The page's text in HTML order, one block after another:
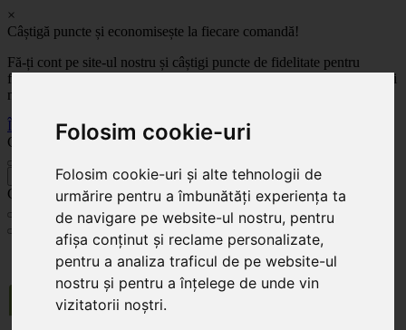
Folosim cookie-uri
Folosim cookie-uri și alte tehnologii de
urmărire pentru a îmbunătăți experiența ta
de navigare pe website-ul nostru, pentru
afișa conținut și reclame personalizate,
pentru a analiza traficul de pe website-ul
nostru și pentru a înțelege de unde vin
vizitatorii noștri.
×
Câștigă puncte și economisește la fiecare comandă!
Fă-ți cont pe site-ul nostru și câștigi puncte de fidelitate pentru
fiecare comandă! Cu cât comanzi mai mult, cu atât economisești mai
mult!
Înregistrează-te acum
Celoplast
Celoplast
Transportul este GRATUIT pentru comenzile mai mari de 350 Lei. Comanda minimă în
valoare de 100 Lei. Expediere în 1 - 2 zile lucrătoare.